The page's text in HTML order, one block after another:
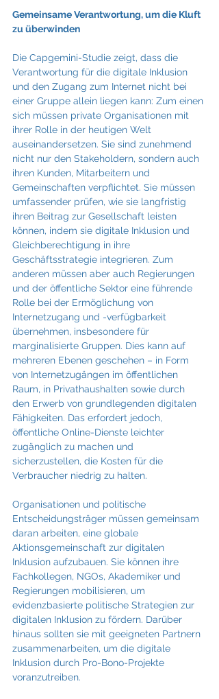
Gemeinsame Verantwortung, um die Kluft
zu überwinden
Die Capgemini-Studie zeigt, dass die
Verantwortung für die digitale Inklusion
und den Zugang zum Internet nicht bei
einer Gruppe allein liegen kann: Zum einen
sich müssen private Organisationen mit
ihrer Rolle in der heutigen Welt
auseinandersetzen. Sie sind zunehmend
nicht nur den Stakeholdern, sondern auch
ihren Kunden, Mitarbeitern und
Gemeinschaften verpflichtet. Sie müssen
umfassender prüfen, wie sie langfristig
ihren Beitrag zur Gesellschaft leisten
können, indem sie digitale Inklusion und
Gleichberechtigung in ihre
Geschäftsstrategie integrieren. Zum
anderen müssen aber auch Regierungen
und der öffentliche Sektor eine führende
Rolle bei der Ermöglichung von
Internetzugang und -verfügbarkeit
übernehmen, insbesondere für
marginalisierte Gruppen. Dies kann auf
mehreren Ebenen geschehen – in Form
von Internetzugängen im öffentlichen
Raum, in Privathaushalten sowie durch
den Erwerb von grundlegenden digitalen
Fähigkeiten. Das erfordert jedoch,
öffentliche Online-Dienste leichter
zugänglich zu machen und
sicherzustellen, die Kosten für die
Verbraucher niedrig zu halten.
Organisationen und politische
Entscheidungsträger müssen gemeinsam
daran arbeiten, eine globale
Aktionsgemeinschaft zur digitalen
Inklusion aufzubauen. Sie können ihre
Fachkollegen, NGOs, Akademiker und
Regierungen mobilisieren, um
evidenzbasierte politische Strategien zur
digitalen Inklusion zu fördern. Darüber
hinaus sollten sie mit geeigneten Partnern
zusammenarbeiten, um die digitale
Inklusion durch Pro-Bono-Projekte
voranzutreiben.